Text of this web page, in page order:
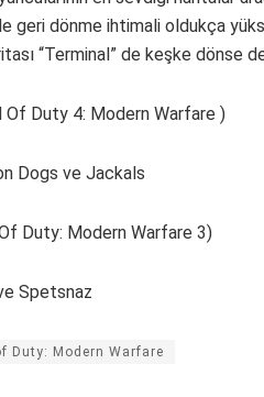
geri dönme ihtimali oldukça
“Terminal” de keşke dönse
Of Duty 4: Modern Warfare )
Dogs ve Jackals
Duty: Modern Warfare 3)
Spetsnaz
Duty: Modern Warfare